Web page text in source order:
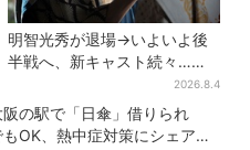
明智光秀が退場→いよいよ後
半戦へ、新キャスト続々…
「豊臣兄弟！」振り返り＆第
30回あらすじ
2026.8.4
阪の駅で「日傘」借りられ
OK、熱中症対策にシェアサ